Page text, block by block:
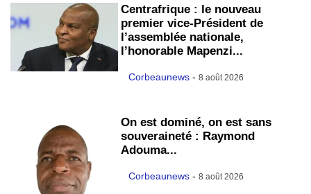
Centrafrique : le nouveau
premier vice-Président de
l’assemblée nationale,
l’honorable Mapenzi...
Corbeaunews - 8 août 2026
On est dominé, on est sans
souveraineté : Raymond
Adouma...
Corbeaunews - 8 août 2026